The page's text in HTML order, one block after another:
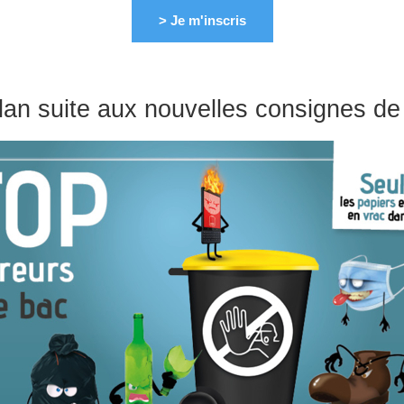
> Je m'inscris
suite aux nouvelles consignes